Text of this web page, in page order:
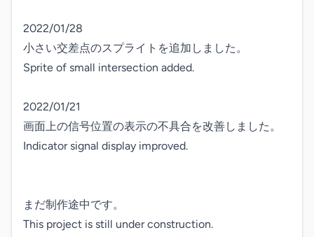
2022/01/28
小さい交差点のスプライトを追加しました。
Sprite of small intersection added.
2022/01/21
画面上の信号位置の表示の不具合を改善しました。
Indicator signal display improved.
まだ制作途中です。
This project is still under construction.